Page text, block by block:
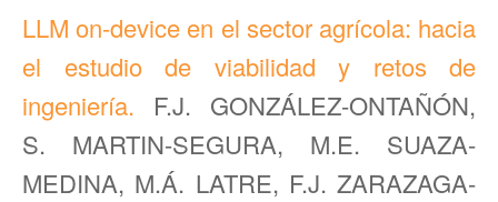
LLM on-device en el sector agrícola: hacia
el estudio de viabilidad y retos de
ingeniería. F.J. GONZÁLEZ-ONTAÑÓN,
S. MARTIN-SEGURA, M.E. SUAZA-
MEDINA, M.Á. LATRE, F.J. ZARAZAGA-